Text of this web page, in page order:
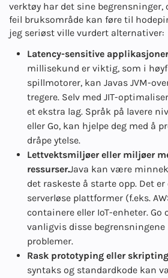
verktøy har det sine begrensninger,
feil bruksområde kan føre til
jeg seriøst ville vurdert alternativer:
Latency-sensitive
millisekund er viktig, som i
spillmotorer, kan Javas JVM-
tregere. Selv med JIT-
et ekstra lag. Språk på lavere
eller Go, kan hjelpe deg med å
dråpe ytelse.
Lettvektsmiljøer eller miljøer
ressurser.Java kan være
det raskeste å starte opp. Det
serverløse plattformer (f.eks.
containere eller IoT-enheter. Go
vanligvis disse
problemer.
Rask prototyping eller
syntaks og standardkode kan